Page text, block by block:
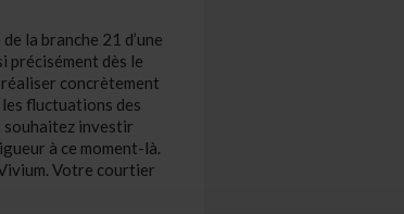
la branche 21 d’une
précisément dès le
concrètement
fluctuations des
souhaitez investir
à ce moment-là.
Votre courtier